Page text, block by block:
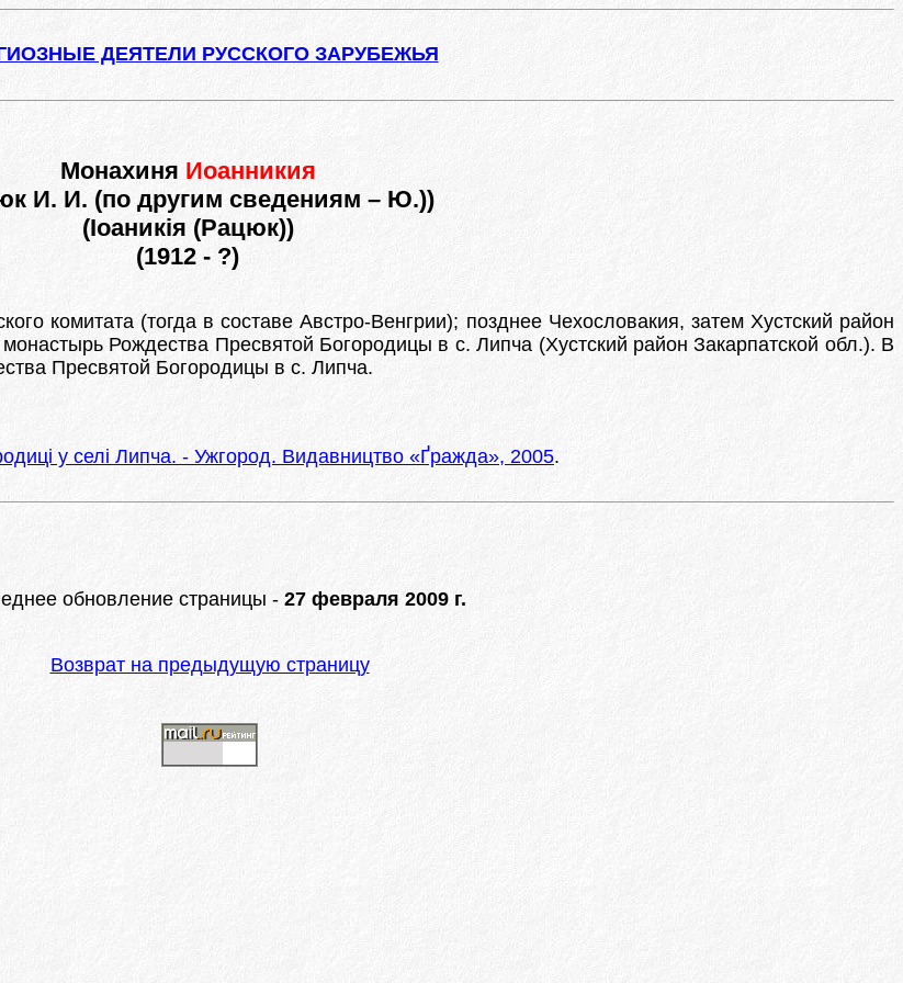
ДЕЯТЕЛИ РУССКОГО ЗАРУБЕЖЬЯ
Монахиня Иоанникия
И. И. (по другим сведениям – Ю.))
(Іоаникія (Рацюк))
(1912 - ?)
комитата (тогда в составе Австро-Венгрии); позднее Чехословакия, затем Хустский район
Рождества Пресвятой Богородицы в с. Липча (Хустский район Закарпатской обл.). В
Пресвятой Богородицы в с. Липча.
у селі Липча. - Ужгород. Видавництво «Ґражда», 2005.
обновление страницы - 27 февраля 2009 г.
Возврат на предыдущую страницу